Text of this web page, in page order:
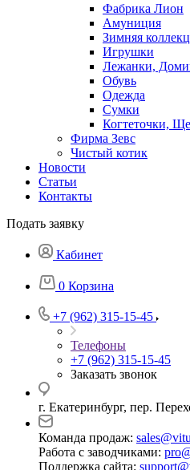
Фабрика Лион
Амуниция
Зимняя
Игрушки
Лежанки,
Обувь
Одежда
Сумки
Когтеточки,
Фирма Зевс
Чистый котик
Новости
Статьи
Контакты
Подать заявку
Кабинет
0 Корзина
+7 (962) 315-15-45
Телефоны
+7 (962) 315-15-45
Заказать звонок
г. Екатеринбург, пер.
Команда продаж:
Работа с заводчиками:
Поддержка сайта: